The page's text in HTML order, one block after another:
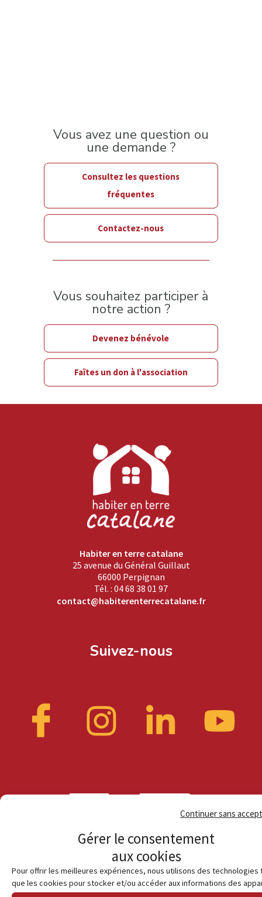
Gérer le consentement
aux cookies
Pour offrir les meilleures expériences, nous utilisons des technologies
que les cookies pour stocker et/ou accéder aux informations des
Continuer sans
Vous avez une question ou
une demande ?
Consultez les questions
fréquentes
Contactez-nous
Vous souhaitez participer à
notre action ?
Devenez bénévole
Faîtes un don à l'association
Habiter en terre catalane
25 avenue du Général Guillaut
66000 Perpignan
Tél. : 04 68 38 01 97
contact@habiterenterrecatalane.fr
Suivez-nous